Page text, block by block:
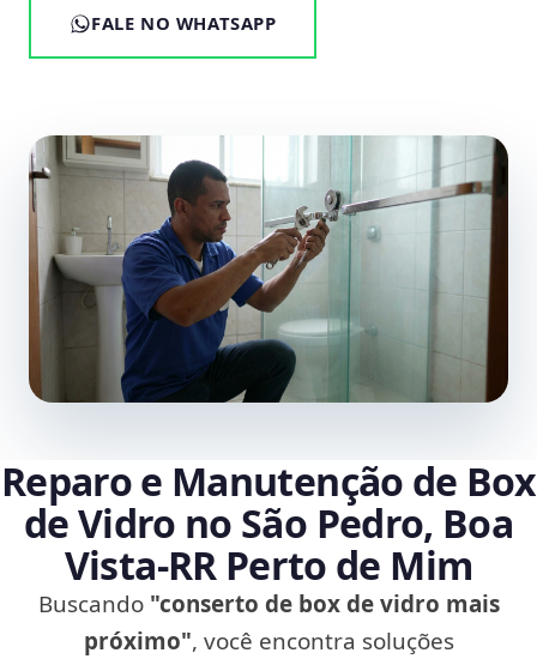
FALE NO WHATSAPP
Reparo e Manutenção de Box
de Vidro no São Pedro, Boa
Vista‑RR Perto de Mim
Buscando "conserto de box de vidro mais
próximo", você encontra soluções